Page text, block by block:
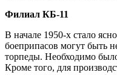
Филиал КБ-11
В начале 1950-х стало
боеприпасов могут быть
торпеды. Необходимо
Кроме того, для